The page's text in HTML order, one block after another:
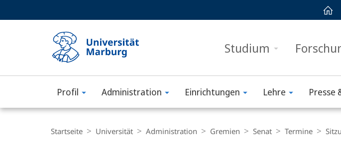
Studium
Philipps-
Universität
Marburg
Profil Administration Einrichtungen Lehre Presse
Navigation
Startseite Universität Administration Gremien Senat Termine